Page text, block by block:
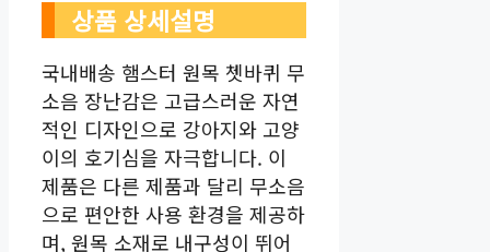
상품 상세설명
국내배송 햄스터 원목 쳇바퀴 무
소음 장난감은 고급스러운 자연
적인 디자인으로 강아지와 고양
이의 호기심을 자극합니다. 이
제품은 다른 제품과 달리 무소음
으로 편안한 사용 환경을 제공하
며, 원목 소재로 내구성이 뛰어